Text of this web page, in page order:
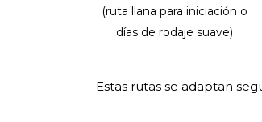
(ruta llana para iniciación o
días de rodaje suave)
Estas rutas se adaptan